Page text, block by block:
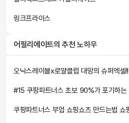
링크프라이스
어필리에이트의 추천 노하우
#15 쿠팡파트너스 초보 90%가 포기하는